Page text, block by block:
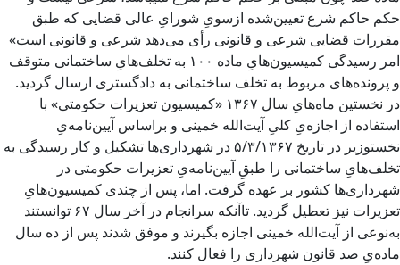
حکم حاکم شرع تعیین‌شده ازسویِ شورایِ عالی قضایی که طبق
مقررات قضایی شرعی و قانونی رأی می‌دهد شرعی و قانونی است»
امر رسیدگی کمیسیون‌هایِ ماده ۱۰۰ به تخلف‌هایِ ساختمانی متوقف
و پرونده‌های مربوط به تخلف ساختمانی به دادگستری ارسال گردید.
در نخستین ماه‌هایِ سال ۱۳۶۷ «کمیسیون تعزیرات حکومتی» با
استفاده از اجازه‌یِ کلیِ آیت‌الله خمینی و براساس آیین‌نامه‌یِ
نخستوزیر در تاریخ ۵/۳/۱۳۶۷ در شهرداری‌ها تشکیل و کار رسیدگی به
تخلف‌هایِ ساختمانی را طبقِ آیین‌نامه‌یِ تعزیرات حکومتی در
شهرداری‌ها کشور بر عهده گرفت. اما، پس از چندی کمیسیون‌هایِ
تعزیرات نیز تعطیل گردید. تاآنکه سرانجام در آخر سال ۶۷ توانستند
به‌نوعی از آیت‌الله خمینی اجازه بگیرند و موفق شدند پس از ده سال
ماده‌یِ صد قانون شهرداری را فعال کنند.